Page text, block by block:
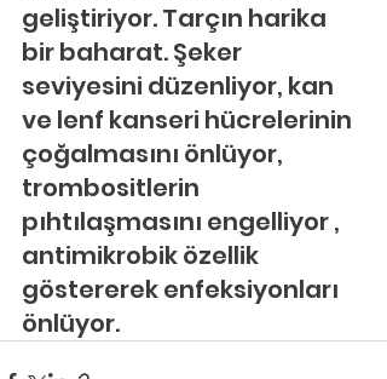
geliştiriyor. Tarçın harika
bir baharat. Şeker
seviyesini düzenliyor, kan
ve lenf kanseri hücrelerinin
çoğalmasını önlüyor,
trombositlerin
pıhtılaşmasını engelliyor ,
antimikrobik özellik
göstererek enfeksiyonları
önlüyor.